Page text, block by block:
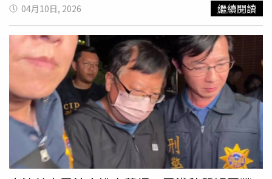
反賠償了，日本殖民台灣50年殺了63萬台灣同胞，為什麼
民進黨沒叫日本去認錯道歉賠償？要一視同仁嘛，不要認賊
作父、做鷹犬。韓國還叫日本向慰安婦道歉。中共總書記習
近平。（圖／美聯社）張延廷稱鄭麗文的破冰之旅，可以從
歷史另外一角來看，國民黨對台灣是有非凡的貢獻，光復了
台灣，然後國共內戰回來守住台灣，不然台灣可能被赤化。
然後那時蔣中正帶了四百多萬兩黃金，現在已經是423公噸
的黃金，然後建設臺灣搞十大建設、搞全民健保、搞台積
電、半導體，40年打下的基礎，不管孫運璿也好、李國鼎也
好，或者張忠謀等等，才有台灣今天榮景，國民黨對台灣是
有多大的貢獻，然後民進黨都在收割。張延廷續指，抗中保
04月10日, 2026 繼續閱讀